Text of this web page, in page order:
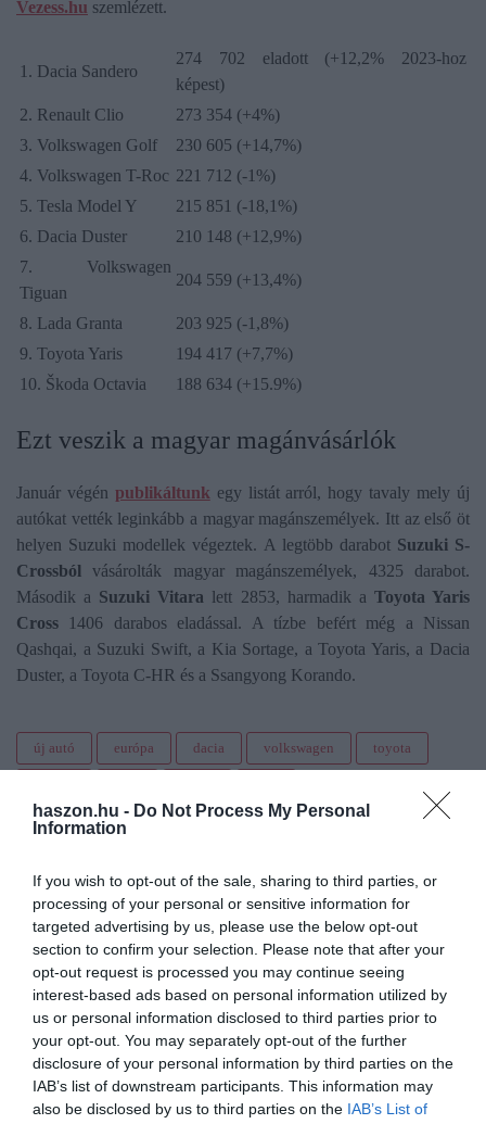
haszon.hu - Do Not Process My Personal
Information
If you wish to opt-out of the sale, sharing to third parties, or
processing of your personal or sensitive information for
targeted advertising by us, please use the below opt-out
section to confirm your selection. Please note that after your
opt-out request is processed you may continue seeing
interest-based ads based on personal information utilized by
us or personal information disclosed to third parties prior to
your opt-out. You may separately opt-out of the further
disclosure of your personal information by third parties on the
IAB’s list of downstream participants. This information may
also be disclosed by us to third parties on the IAB’s List of
Vezess.hu szemlézett.
1. Dacia Sandero
274 702 eladott (+12,2% 2023-hoz
képest)
2. Renault Clio
273 354 (+4%)
3. Volkswagen Golf
230 605 (+14,7%)
4. Volkswagen T-Roc 221 712 (-1%)
5. Tesla Model Y
215 851 (-18,1%)
6. Dacia Duster
210 148 (+12,9%)
7. Volkswagen
Tiguan
204 559 (+13,4%)
8. Lada Granta
203 925 (-1,8%)
9. Toyota Yaris
194 417 (+7,7%)
10. Škoda Octavia
188 634 (+15.9%)
Ezt veszik a magyar magánvásárlók
Január végén publikáltunk egy listát arról, hogy tavaly mely új
autókat vették leginkább a magyar magánszemélyek. Itt az első öt
helyen Suzuki modellek végeztek. A legtöbb darabot Suzuki S-
Crossbólvásárolták magyar magánszemélyek, 4325 darabot.
Második a Suzuki Vitara lett 2853, harmadik a Toyota Yaris
Cross 1406 darabos eladással. A tízbe befért még a Nissan
Qashqai, a Suzuki Swift, a Kia Sortage, a Toyota Yaris, a Dacia
Duster, a Toyota C-HR és a Ssangyong Korando.
új autó európa dacia volkswagen toyota